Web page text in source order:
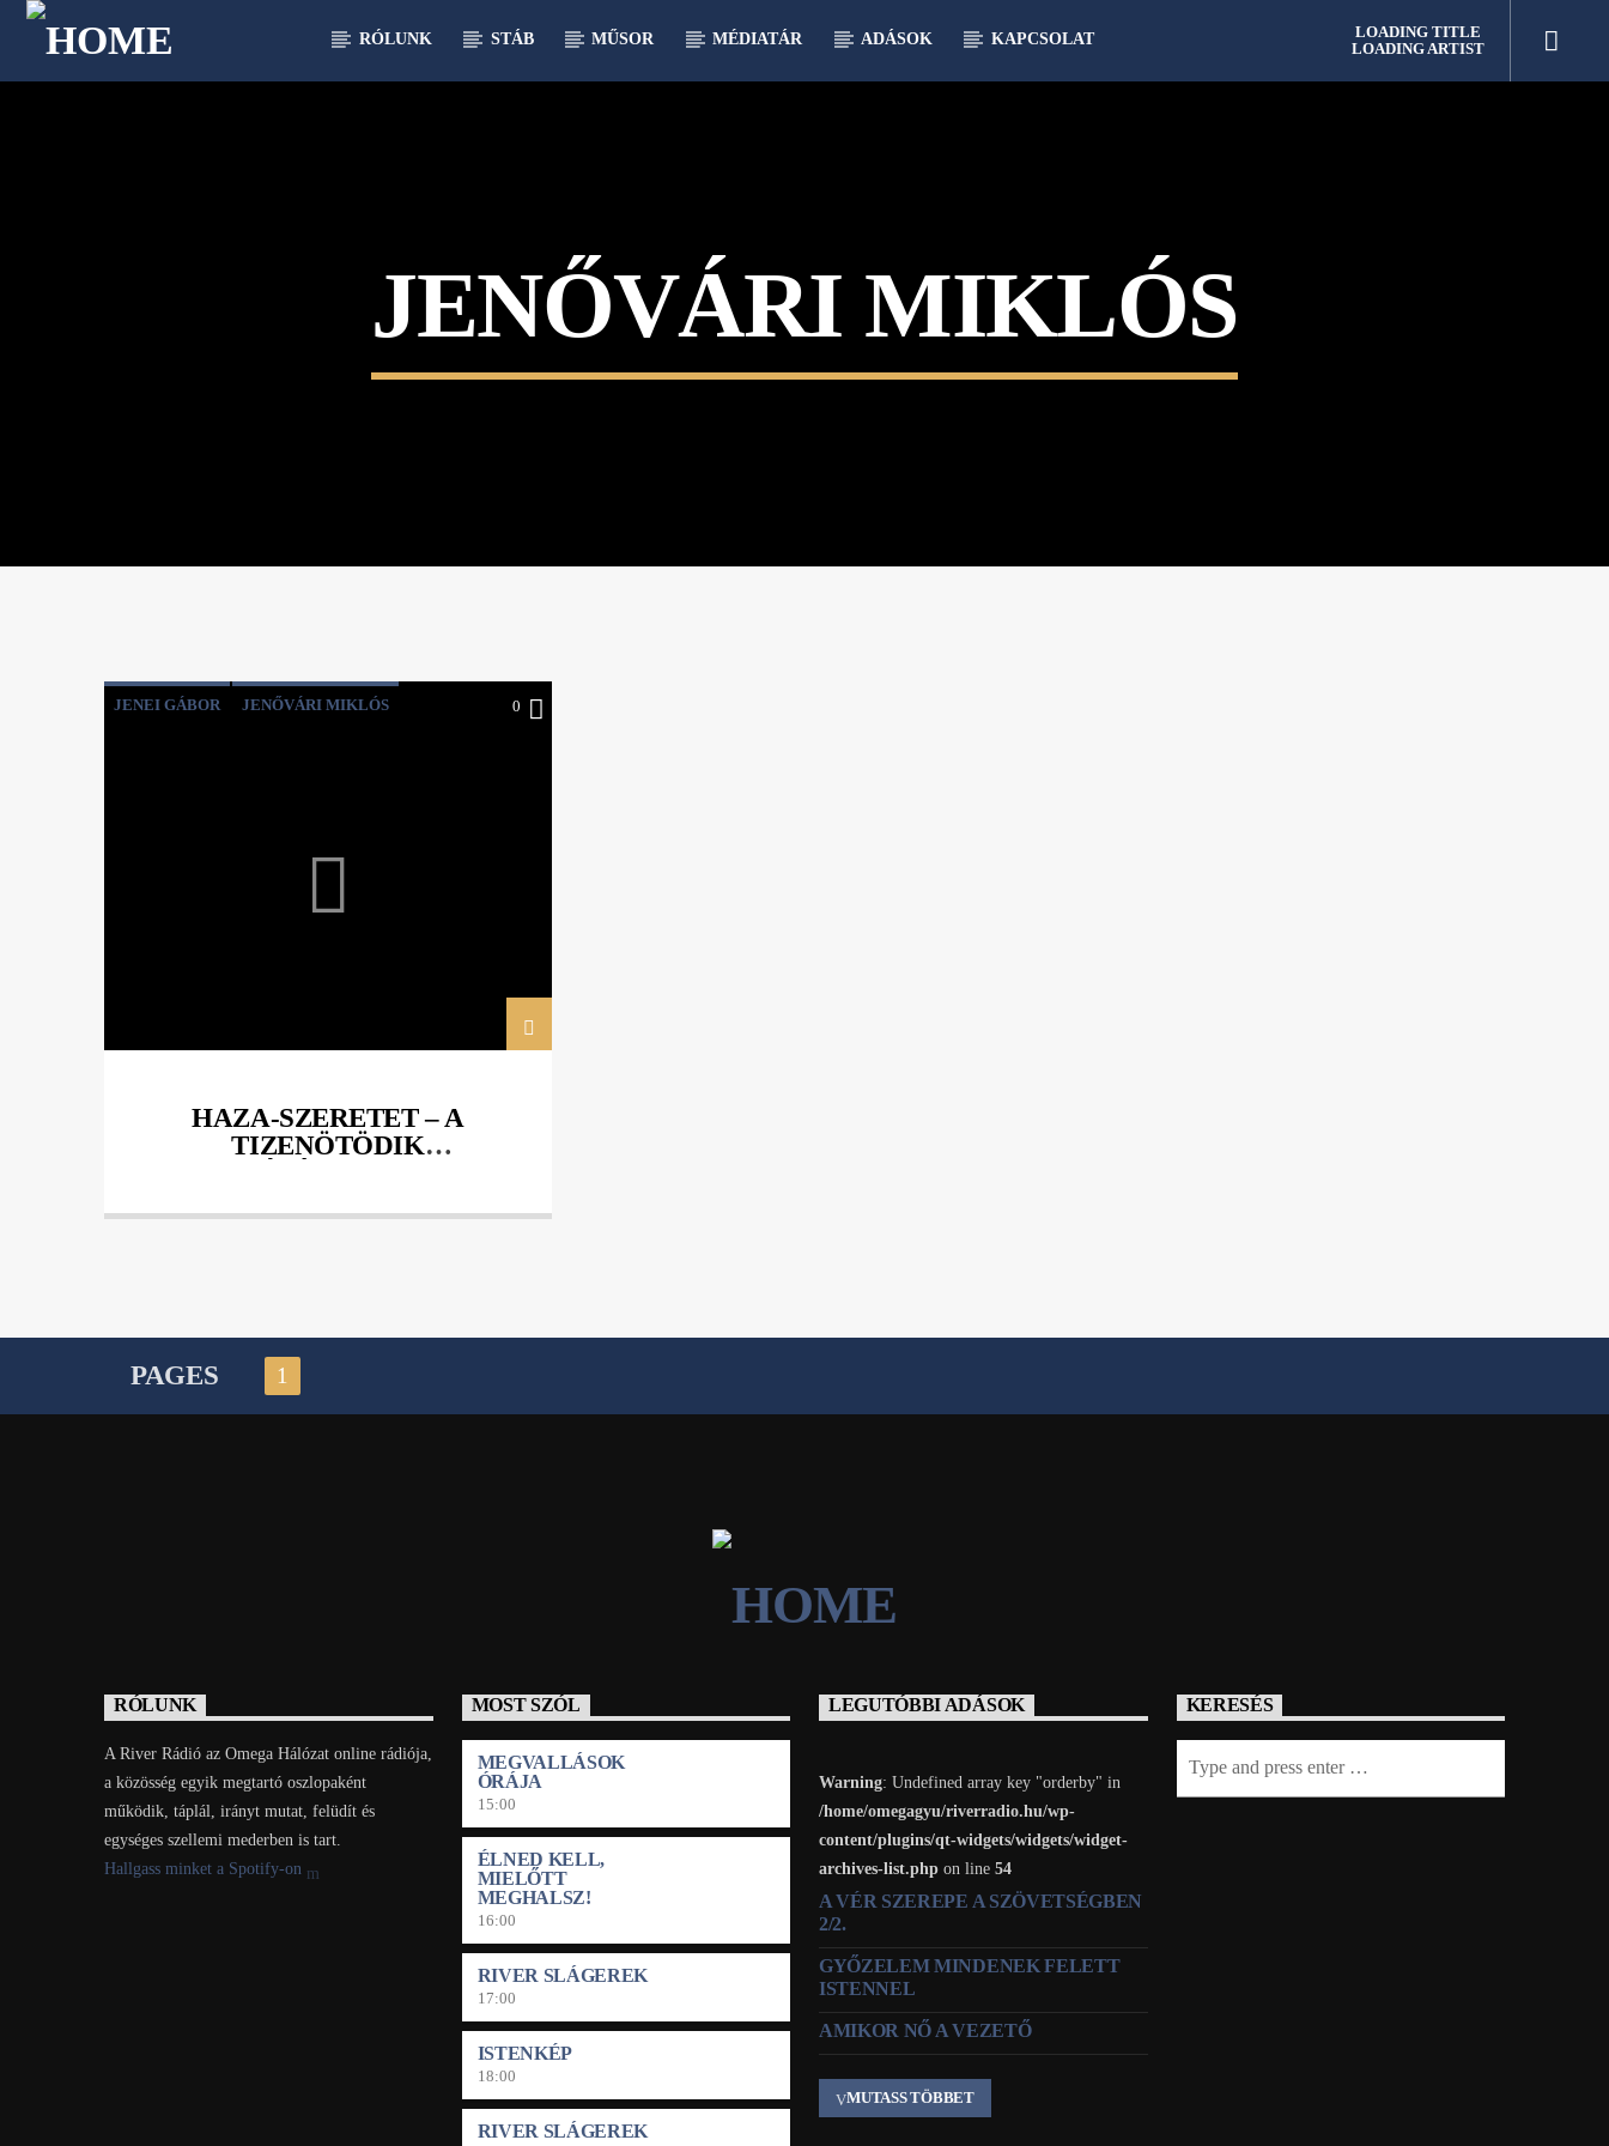
RÓLUNK STÁB MŰSOR MÉDIATÁR ADÁSOK KAPCSOLAT
LOADING TITLE
LOADING ARTIST
JENŐVÁRI MIKLÓS
JENEI GÁBOR JENŐVÁRI MIKLÓS 0
HAZA-SZERETET – A
TIZENÖTÖDIK
PAGES 1
RÓLUNK
A River Rádió az Omega Hálózat online rádiója,
a közösség egyik megtartó oszlopaként
működik, táplál, irányt mutat, felüdít és
egységes szellemi mederben is tart.
Hallgass minket a Spotify-on
MOST SZÓL
MEGVALLÁSOK
ÓRÁJA
15:00
ÉLNED KELL,
MIELŐTT
MEGHALSZ!
16:00
RIVER SLÁGEREK
17:00
ISTENKÉP
18:00
RIVER SLÁGEREK
LEGUTÓBBI ADÁSOK
Warning: Undefined array key "orderby" in
/home/omegagyu/riverradio.hu/wp-
content/plugins/qt-widgets/widgets/widget-
archives-list.php on line 54
A VÉR SZEREPE A SZÖVETSÉGBEN
2/2.
GYŐZELEM MINDENEK FELETT
ISTENNEL
AMIKOR NŐ A VEZETŐ
MUTASS TÖBBET
KERESÉS